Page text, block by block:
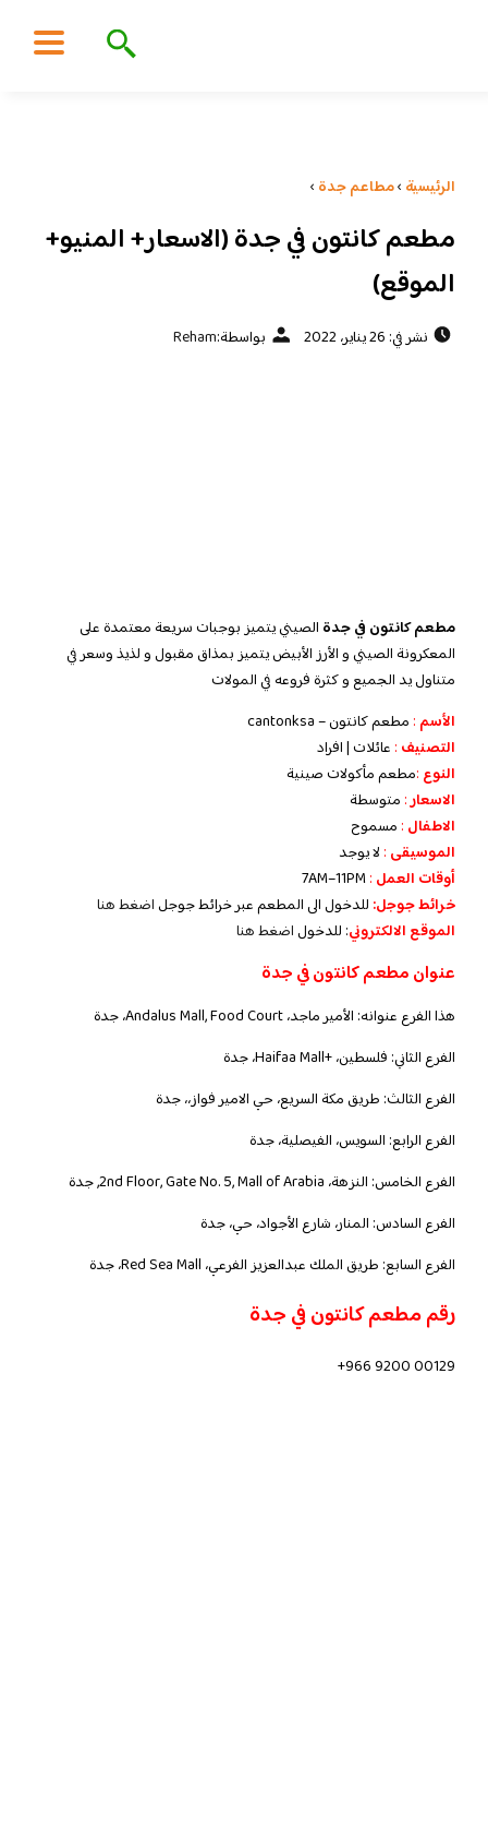
الرئيسية ›مطاعم جدة ›
مطعم كانتون في جدة (الاسعار+ المنيو+
الموقع)
نشر في: 26 يناير، 2022 بواسطة:Reham
مطعم كانتون في جدة الصيني يتميز بوجبات سريعة معتمدة على
المعكرونة الصيني و الأرز الأبيض يتميز بمذاق مقبول و لذيذ وسعر في
متناول يد الجميع و كثرة فروعه في المولات
الأسم : مطعم كانتون–
cantonksa
التصنيف : عائلات | افراد
النوع :مطعم مأكولات صينية
الاسعار: متوسطة
الاطفال : مسموح
الموسيقى : لايوجد
‏أوقات العمل :
7AM–11PM
خرائط جوجل: للدخول الى المطعم عبر خرائط جوجل اضغط هنا
الموقع الالكتروني: للدخولاضغط هنا
عنوان مطعم كانتون في جدة
هذا الفرع عنوانه: الأمير ماجد، Andalus Mall, Food Court، جدة
الفرع الثاني: فلسطين، +Haifaa Mall، جدة
الفرع الثالث: طريق مكة السريع، حي الامير فواز،، جدة
الفرع الرابع: السويس، الفيصلية، جدة
الفرع الخامس: النزهة، 2nd Floor, Gate No. 5, Mall of Arabia, جدة
الفرع السادس: المنار، شارع الأجواد، حي، جدة
الفرع السابع: طريق الملك عبدالعزيز الفرعي، Red Sea Mall، جدة
رقم مطعم كانتون في جدة